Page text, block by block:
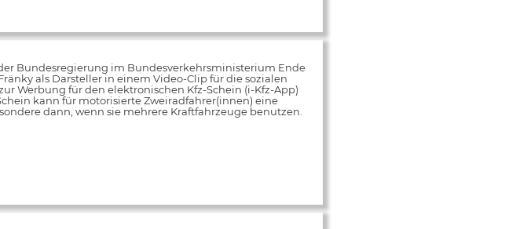
Bundesregierung im Bundesverkehrsministerium Ende
als Darsteller in einem Video-Clip für die sozialen
Werbung für den elektronischen Kfz-Schein (i-Kfz-App)
kann für motorisierte Zweiradfahrer(innen) eine
dann, wenn sie mehrere Kraftfahrzeuge benutzen.